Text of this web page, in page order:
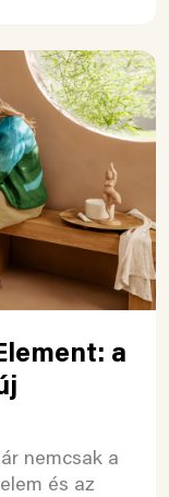
a
nemcsak a
és az